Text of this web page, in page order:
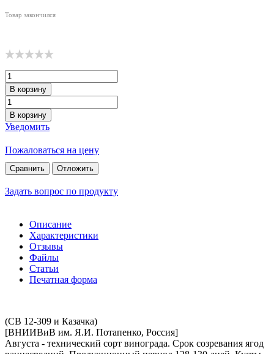
Товар закончился
В корзину
В корзину
Уведомить
Пожаловаться на цену
Сравнить Отложить
Задать вопрос по продукту
Описание
Характеристики
Отзывы
Файлы
Статьи
Печатная форма
(СВ 12-309 и Казачка)
[ВНИИВиВ им. Я.И. Потапенко, Россия]
Августа - технический сорт винограда. Срок созревания ягод